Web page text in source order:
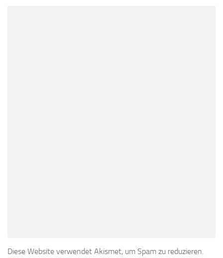
Diese Website verwendet Akismet, um Spam zu reduzieren.